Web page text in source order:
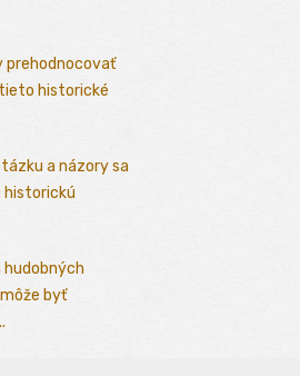
prehodnocovať
historické
a názory sa
historickú
byť